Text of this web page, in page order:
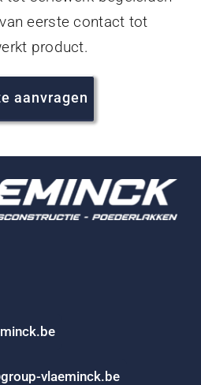
eerste contact tot
product.
aanvragen
vlaeminck.be